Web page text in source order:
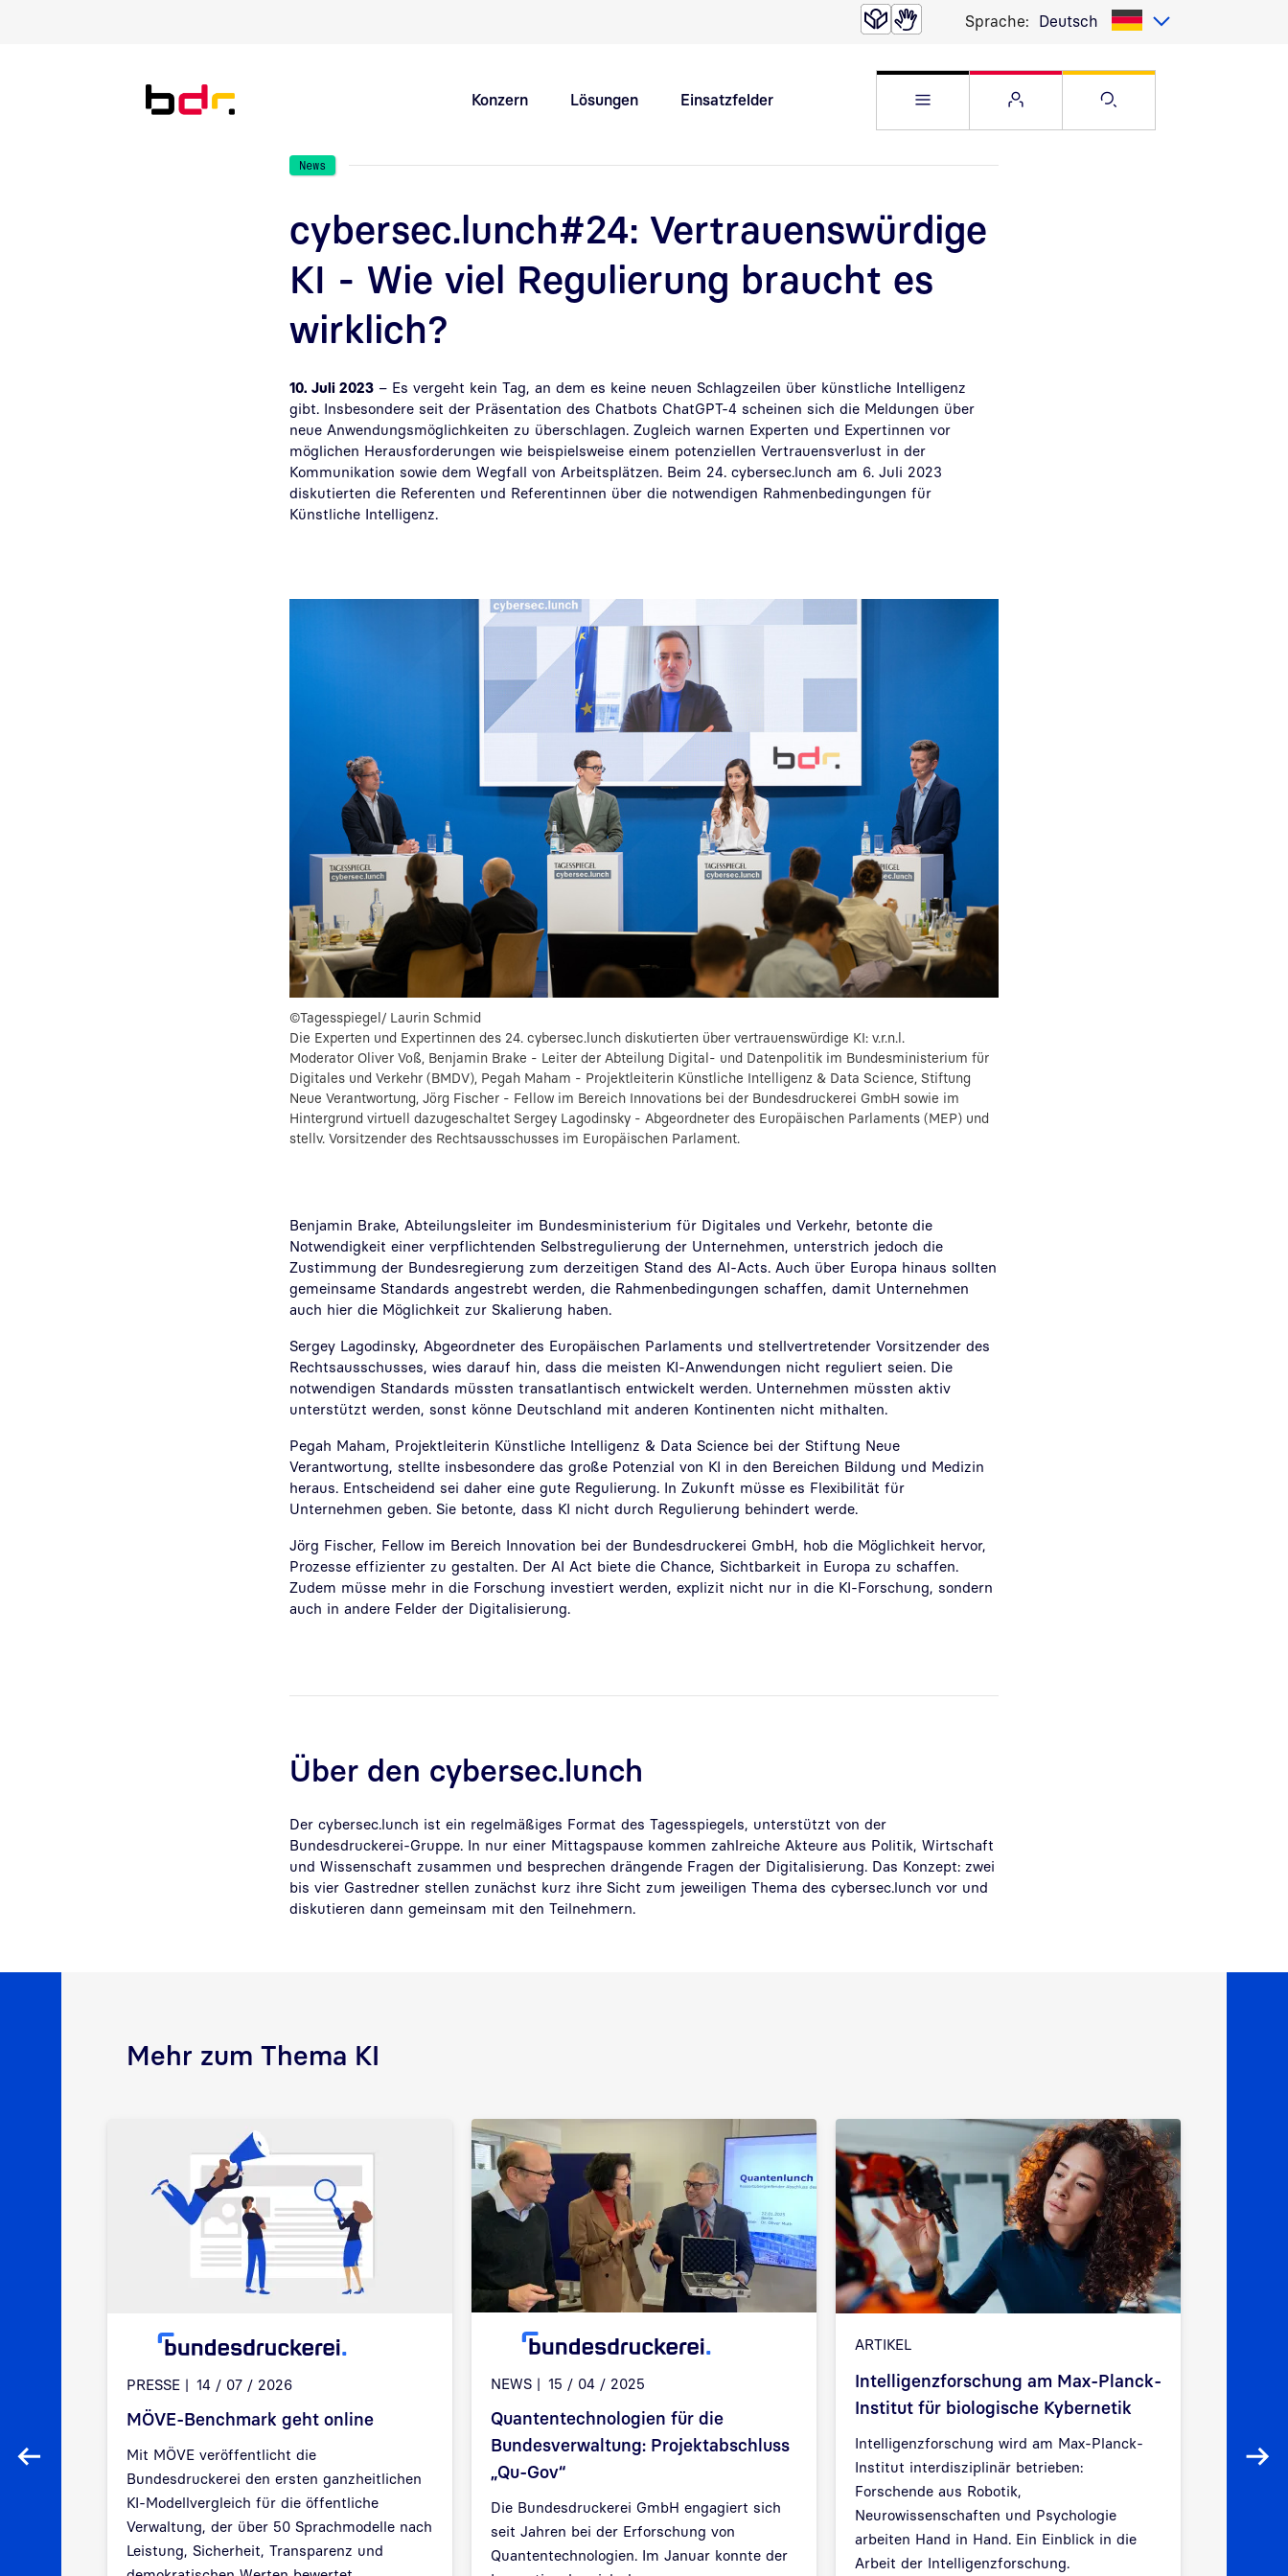
Sprache: Deutsch
Konzern Lösungen Einsatzfelder
Innovation Hub
Websitemenü öffnenService Menü öffnen
Suche öffnen
News
cybersec.lunch#24: Vertrauenswürdige
KI - Wie viel Regulierung braucht es
wirklich?
10. Juli 2023 – Es vergeht kein Tag, an dem es keine neuen Schlagzeilen über künstliche Intelligenz
gibt. Insbesondere seit der Präsentation des Chatbots ChatGPT-4 scheinen sich die Meldungen über
neue Anwendungsmöglichkeiten zu überschlagen. Zugleich warnen Experten und Expertinnen vor
möglichen Herausforderungen wie beispielsweise einem potenziellen Vertrauensverlust in der
Kommunikation sowie dem Wegfall von Arbeitsplätzen. Beim 24. cybersec.lunch am 6. Juli 2023
diskutierten die Referenten und Referentinnen über die notwendigen Rahmenbedingungen für
Künstliche Intelligenz.
©Tagesspiegel/ Laurin Schmid
Die Experten und Expertinnen des 24. cybersec.lunch diskutierten über vertrauenswürdige KI: v.r.n.l.
Moderator Oliver Voß, Benjamin Brake - Leiter der Abteilung Digital- und Datenpolitik im Bundesministerium für
Digitales und Verkehr (BMDV), Pegah Maham - Projektleiterin Künstliche Intelligenz & Data Science, Stiftung
Neue Verantwortung, Jörg Fischer - Fellow im Bereich Innovations bei der Bundesdruckerei GmbH sowie im
Hintergrund virtuell dazugeschaltet Sergey Lagodinsky - Abgeordneter des Europäischen Parlaments (MEP) und
stellv. Vorsitzender des Rechtsausschusses im Europäischen Parlament.
Benjamin Brake, Abteilungsleiter im Bundesministerium für Digitales und Verkehr, betonte die
Notwendigkeit einer verpflichtenden Selbstregulierung der Unternehmen, unterstrich jedoch die
Zustimmung der Bundesregierung zum derzeitigen Stand des AI-Acts. Auch über Europa hinaus sollten
gemeinsame Standards angestrebt werden, die Rahmenbedingungen schaffen, damit Unternehmen
auch hier die Möglichkeit zur Skalierung haben.
Sergey Lagodinsky, Abgeordneter des Europäischen Parlaments und stellvertretender Vorsitzender des
Rechtsausschusses, wies darauf hin, dass die meisten KI-Anwendungen nicht reguliert seien. Die
notwendigen Standards müssten transatlantisch entwickelt werden. Unternehmen müssten aktiv
unterstützt werden, sonst könne Deutschland mit anderen Kontinenten nicht mithalten.
Pegah Maham, Projektleiterin Künstliche Intelligenz & Data Science bei der Stiftung Neue
Verantwortung, stellte insbesondere das große Potenzial von KI in den Bereichen Bildung und Medizin
heraus. Entscheidend sei daher eine gute Regulierung. In Zukunft müsse es Flexibilität für
Unternehmen geben. Sie betonte, dass KI nicht durch Regulierung behindert werde.
Jörg Fischer, Fellow im Bereich Innovation bei der Bundesdruckerei GmbH, hob die Möglichkeit hervor,
Prozesse effizienter zu gestalten. Der AI Act biete die Chance, Sichtbarkeit in Europa zu schaffen.
Zudem müsse mehr in die Forschung investiert werden, explizit nicht nur in die KI-Forschung, sondern
auch in andere Felder der Digitalisierung.
Über den cybersec.lunch
Der cybersec.lunch ist ein regelmäßiges Format des Tagesspiegels, unterstützt von der
Bundesdruckerei-Gruppe. In nur einer Mittagspause kommen zahlreiche Akteure aus Politik, Wirtschaft
und Wissenschaft zusammen und besprechen drängende Fragen der Digitalisierung. Das Konzept: zwei
bis vier Gastredner stellen zunächst kurz ihre Sicht zum jeweiligen Thema des cybersec.lunch vor und
diskutieren dann gemeinsam mit den Teilnehmern.
Mehr zum Thema KI
PRESSE 14 / 07 / 2026
MÖVE-Benchmark geht online
Mit MÖVE veröffentlicht die
Bundesdruckerei den ersten ganzheitlichen
KI-Modellvergleich für die öffentliche
Verwaltung, der über 50 Sprachmodelle nach
Leistung, Sicherheit, Transparenz und
NEWS 15 / 04 / 2025
Quantentechnologien für die
Bundesverwaltung: Projektabschluss
„Qu-Gov“
Die Bundesdruckerei GmbH engagiert sich
seit Jahren bei der Erforschung von
Quantentechnologien. Im Januar konnte der
ARTIKEL
Intelligenzforschung am Max-Planck-
Institut für biologische Kybernetik
Intelligenzforschung wird am Max-Planck-
Institut interdisziplinär betrieben:
Forschende aus Robotik,
Neurowissenschaften und Psychologie
arbeiten Hand in Hand. Ein Einblick in die
Arbeit der Intelligenzforschung.
der